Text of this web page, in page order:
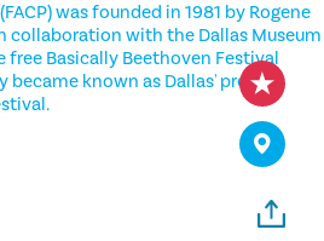
was founded in 1981 by Rogene
collaboration with the Dallas Museum
free Basically Beethoven Festival
became known as Dallas' premier